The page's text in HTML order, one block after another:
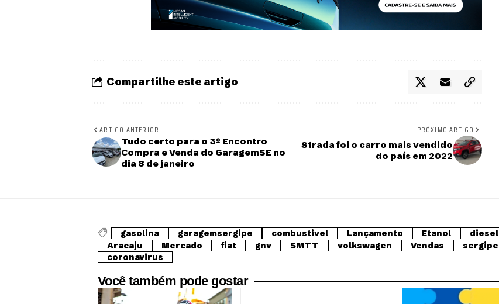
Compartilhe este artigo
ARTIGO ANTERIOR
Tudo certo para o 3º Encontro
Compra e Venda do GaragemSE no
dia 8 de janeiro
PRÓXIMO ARTIGO
Strada foi o carro mais vendido
do país em 2022
gasolina garagemsergipe combustivel Lançamento Etanol diesel
Aracaju
Mercado fiat gnv SMTT volkswagen Vendas sergipe
coronavirus
Você também pode gostar